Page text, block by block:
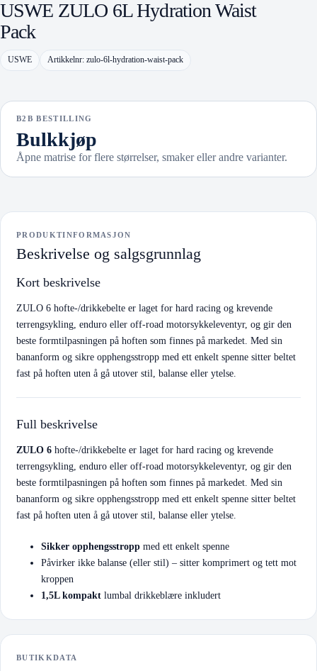
USWE ZULO 6L Hydration Waist
Pack
USWE Artikkelnr: zulo-6l-hydration-waist-pack
B2B BESTILLING
Bulkkjøp
Åpne matrise for flere størrelser, smaker eller andre varianter.
PRODUKTINFORMASJON
Beskrivelse og salgsgrunnlag
Kort beskrivelse
ZULO 6 hofte-/drikkebelte er laget for hard racing og krevende
terrengsykling, enduro eller off-road motorsykkeleventyr, og gir den
beste formtilpasningen på hoften som finnes på markedet. Med sin
bananform og sikre opphengsstropp med ett enkelt spenne sitter beltet
fast på hoften uten å gå utover stil, balanse eller ytelse.
Full beskrivelse
ZULO 6 hofte-/drikkebelte er laget for hard racing og krevende
terrengsykling, enduro eller off-road motorsykkeleventyr, og gir den
beste formtilpasningen på hoften som finnes på markedet. Med sin
bananform og sikre opphengsstropp med ett enkelt spenne sitter beltet
fast på hoften uten å gå utover stil, balanse eller ytelse.
Sikker opphengsstropp med ett enkelt spenne
Påvirker ikke balanse (eller stil) – sitter komprimert og tett mot
kroppen
1,5L kompakt lumbal drikkeblære inkludert
BUTIKKDATA